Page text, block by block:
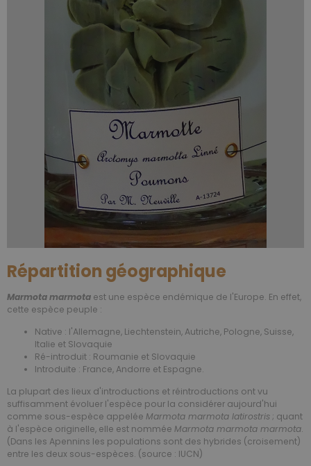
Répartition géographique
Marmota marmota est une espèce endémique de l'Europe. En effet,
cette espèce peuple :
Native : l'Allemagne, Liechtenstein, Autriche, Pologne, Suisse,
Italie et Slovaquie
Ré-introduit : Roumanie et Slovaquie
Introduite : France, Andorre et Espagne.
La plupart des lieux d'introductions et réintroductions ont vu
suffisamment évoluer l'espèce pour la considérer aujourd'hui
comme sous-espèce appelée Marmota marmota latirostris; quant
à l'espèce originelle, elle est nommée Marmota marmota marmota.
(Dans les Apennins les populations sont des hybrides (croisement)
entre les deux sous-espèces. (source : IUCN)